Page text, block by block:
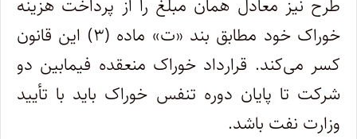
طرح نیز معادل همان مبلغ را از پرداخت هزینه
خوراک خود مطابق بند «ت» ماده (۳) این قانون
کسر می‌کند. قرارداد خوراک منعقده فی­مابین دو
شرکت تا پایان دوره تنفس خوراک باید با تأیید
وزارت نفت باشد.